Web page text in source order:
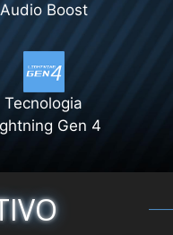
Audio Boost
Tecnologia
Gen 4